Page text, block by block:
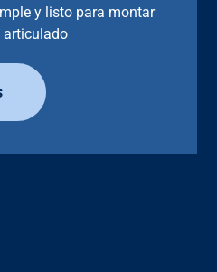
y listo para montar
articulado